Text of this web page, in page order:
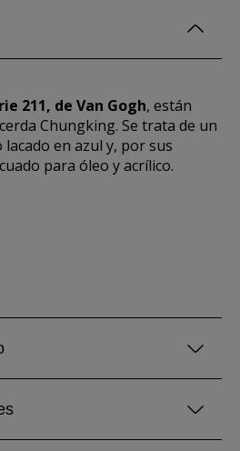
211, de Van Gogh, están
Chungking. Se trata de un
en azul y, por sus
para óleo y acrílico.